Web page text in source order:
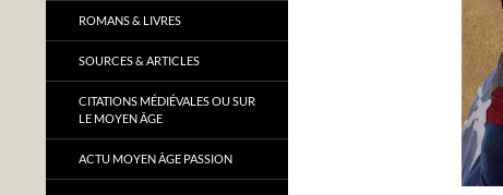
ROMANS & LIVRES
SOURCES & ARTICLES
CITATIONS MÉDIÉVALES OU SUR
LE MOYEN ÂGE
ACTU MOYEN ÂGE PASSION